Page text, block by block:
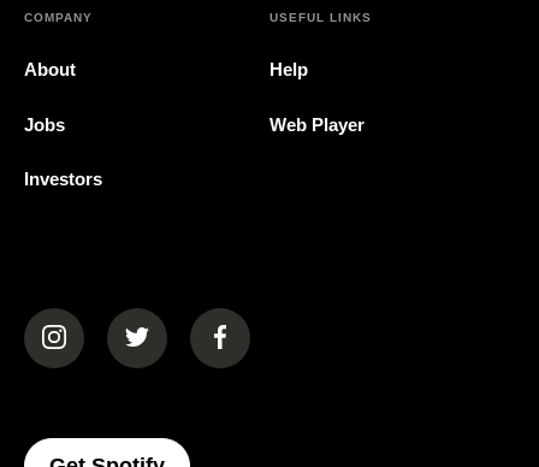
COMPANY
About
Jobs
Investors
USEFUL LINKS
Help
Web Player
(opens in a new tab)(opens in a new tab)(opens in a new tab)